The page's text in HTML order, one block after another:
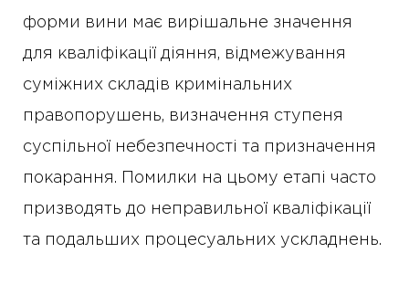
форми вини має вирішальне значення
для кваліфікації діяння, відмежування
суміжних складів кримінальних
правопорушень, визначення ступеня
суспільної небезпечності та призначення
покарання. Помилки на цьому етапі часто
призводять до неправильної кваліфікації
та подальших процесуальних ускладнень.